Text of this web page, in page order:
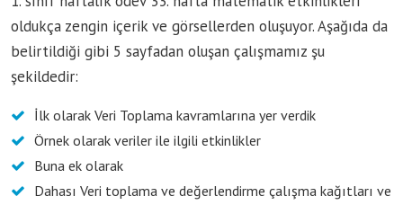
oldukça zengin içerik ve görsellerden oluşuyor. Aşağıda da
belirtildiği gibi 5 sayfadan oluşan çalışmamız şu
şekildedir:
İlk olarak Veri Toplama kavramlarına yer verdik
Örnek olarak veriler ile ilgili etkinlikler
Buna ek olarak
Dahası Veri toplama ve değerlendirme çalışma kağıtları ve